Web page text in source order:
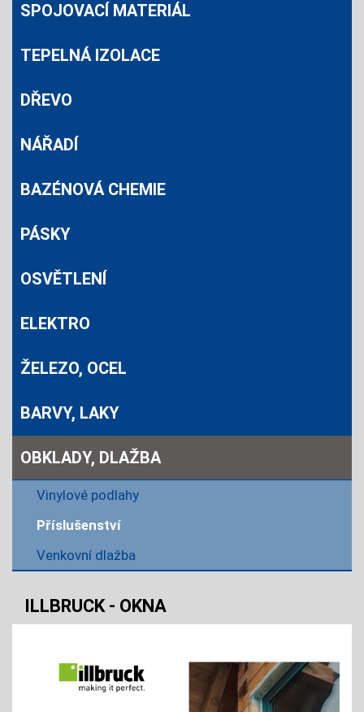
SPOJOVACÍ MATERIÁL
TEPELNÁ IZOLACE
DŘEVO
NÁŘADÍ
BAZÉNOVÁ CHEMIE
PÁSKY
OSVĚTLENÍ
ELEKTRO
ŽELEZO, OCEL
BARVY, LAKY
OBKLADY, DLAŽBA
Vinylové podlahy
Příslušenství
Venkovní dlažba
ILLBRUCK - OKNA